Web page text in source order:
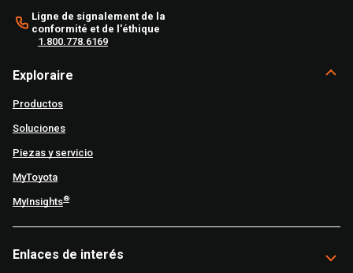
Ligne de signalement de la
conformité et de l'éthique
1.800.778.6169
Exploraire
Productos
Soluciones
Piezas y servicio
MyToyota
MyInsights®
Enlaces de interés